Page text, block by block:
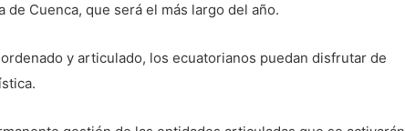
Cuenca, que será el más largo del año.
y articulado, los ecuatorianos puedan disfrutar de